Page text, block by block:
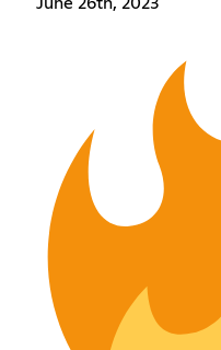
June 26th, 2023